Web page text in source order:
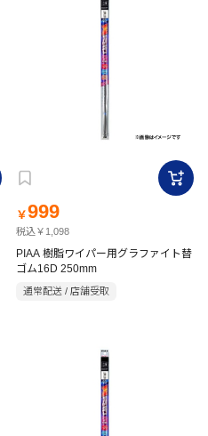
￥999
税込￥1,098
PIAA 樹脂ワイパー用グラファイト替
ゴム16D 250mm
通常配送 / 店舗受取